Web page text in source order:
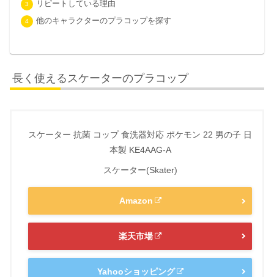
リピートしている理由
他のキャラクターのプラコップを探す
長く使えるスケーターのプラコップ
スケーター 抗菌 コップ 食洗器対応 ポケモン 22 男の子 日
本製 KE4AAG-A
スケーター(Skater)
Amazon
楽天市場
Yahooショッピング